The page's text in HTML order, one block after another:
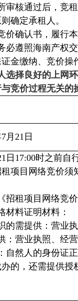
审核通过后，竞
确定承租人。
价确认书，履行
必遵照海南产权
金缴纳、竞价操
选择良好的上网
竞价过程无关
月21日
日17:00时之前
租项目网络竞价
招租项目网络竞
材料证明材料：
的需提供：营业
：营业执照、经
自然人的身份证
的，还需提供